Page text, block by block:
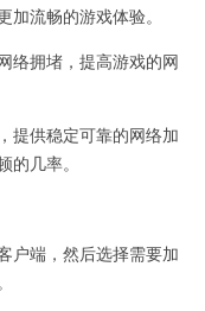
流畅的游戏体验。
拥堵，提高游戏的网
供稳定可靠的网络加
几率。
端，然后选择需要加